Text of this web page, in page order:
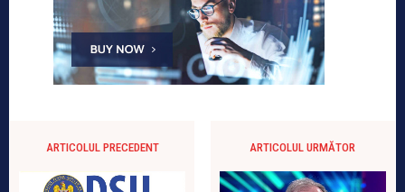
ARTICOLUL PRECEDENT ARTICOLUL URMĂTOR